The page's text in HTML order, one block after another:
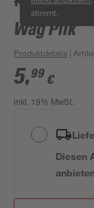
stimmt.
/ Garten &
Wag Pilk
Produktdetails |
5,99 €
inkl. 19% MwSt.
Diesen